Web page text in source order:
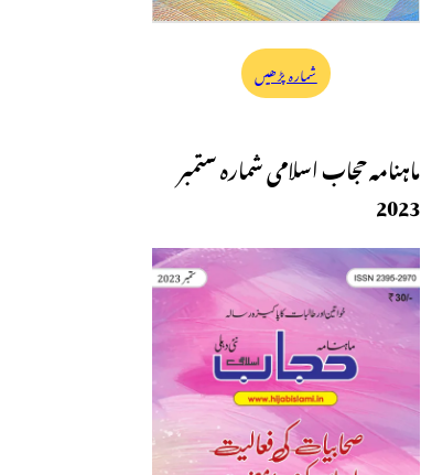
شمارہ پڑھیں
ماہنامہ حجاب اسلامی شمارہ ستمبر
2023